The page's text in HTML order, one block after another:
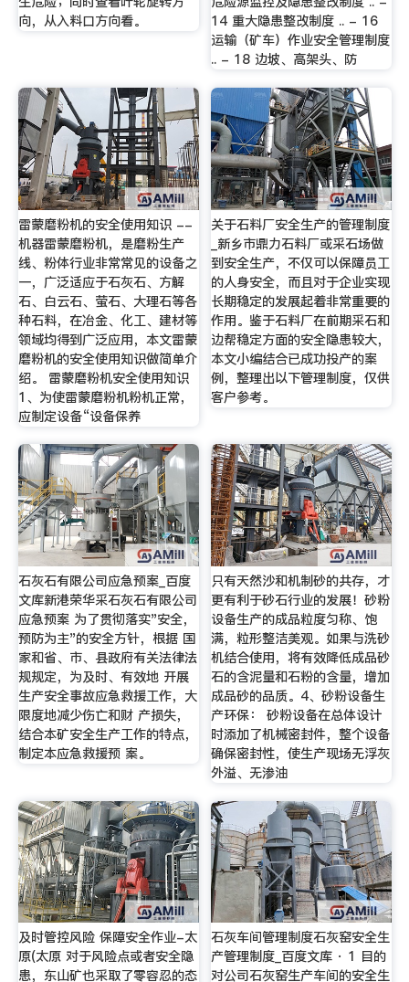
向，从入料口方向看。
14 重大隐患整改制度 .. - 16
运输（矿车）作业安全管理制度
.. - 18 边坡、高架头、防
雷蒙磨粉机的安全使用知识 --
机器雷蒙磨粉机，是磨粉生产
线、粉体行业非常常见的设备之
一，广泛适应于石灰石、方解
石、白云石、萤石、大理石等各
种石料，在冶金、化工、建材等
领域均得到广泛应用，本文雷蒙
磨粉机的安全使用知识做简单介
绍。 雷蒙磨粉机安全使用知识
1、为使雷蒙磨粉机粉机正常，
应制定设备“设备保养
关于石料厂安全生产的管理制度
_新乡市鼎力石料厂或采石场做
到安全生产，不仅可以保障员工
的人身安全，而且对于企业实现
长期稳定的发展起着非常重要的
作用。鉴于石料厂在前期采石和
边帮稳定方面的安全隐患较大，
本文小编结合已成功投产的案
例，整理出以下管理制度，仅供
客户参考。
石灰石有限公司应急预案_百度
文库新港荣华采石灰石有限公司
应急预案 为了贯彻落实"安全，
预防为主"的安全方针，根据 国
家和省、市、县政府有关法律法
规规定，为及时、有效地 开展
生产安全事故应急救援工作，大
限度地减少伤亡和财 产损失，
结合本矿安全生产工作的特点，
制定本应急救援预 案。
只有天然沙和机制砂的共存，才
更有利于砂石行业的发展！砂粉
设备生产的成品粒度匀称、饱
满，粒形整洁美观。如果与洗砂
机结合使用，将有效降低成品砂
石的含泥量和石粉的含量，增加
成品砂的品质。4、砂粉设备生
产环保： 砂粉设备在总体设计
时添加了机械密封件，整个设备
确保密封性，使生产现场无浮灰
外溢、无渗油
及时管控风险 保障安全作业-太
原(太原 对于风险点或者安全隐
患，东山矿也采取了零容忍的态
石灰车间管理制度石灰窑安全生
产管理制度_百度文库 · 1 目的
对公司石灰窑生产车间的安全生